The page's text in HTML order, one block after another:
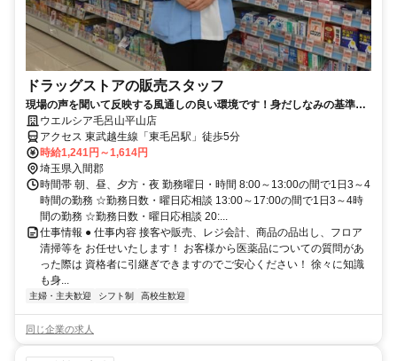
ドラッグストアの販売スタッフ
現場の声を聞いて反映する風通しの良い環境です！身だしなみの基準を
大幅に緩和しました！
ウエルシア毛呂山平山店
アクセス 東武越生線「東毛呂駅」徒歩5分
時給1,241円～1,614円
埼玉県入間郡
時間帯 朝、昼、夕方・夜 勤務曜日・時間 8:00～13:00の間で1日3～4
時間の勤務 ☆勤務日数・曜日応相談 13:00～17:00の間で1日3～4時
間の勤務 ☆勤務日数・曜日応相談 20:...
仕事情報 ● 仕事内容 接客や販売、レジ会計、商品の品出し、フロア
清掃等を お任せいたします！ お客様から医薬品についての質問があ
った際は 資格者に引継ぎできますのでご安心ください！ 徐々に知識
も身...
主婦・主夫歓迎 シフト制 高校生歓迎
同じ企業の求人